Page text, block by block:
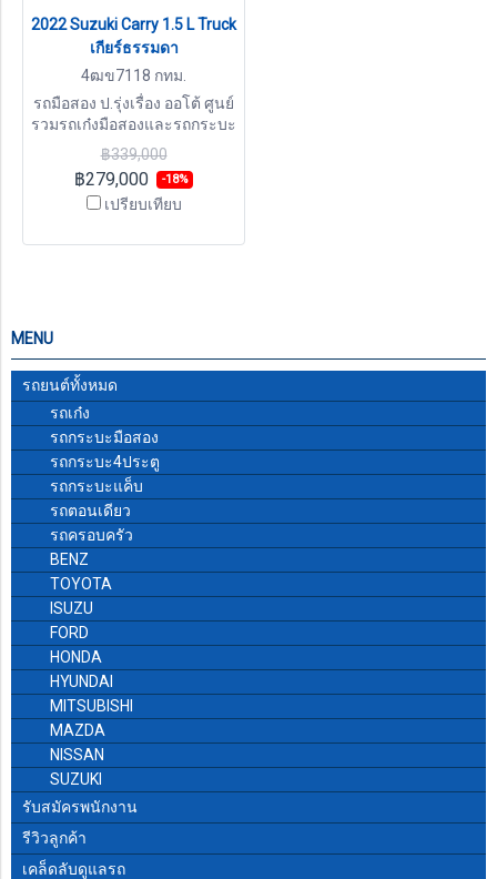
2022 Suzuki Carry 1.5 L Truck
เกียร์ธรรมดา
4ฒข7118 กทม.
รถมือสอง ป.รุ่งเรื่อง ออโต้ ศูนย์
รวมรถเก๋งมือสองและรถกระบะ
มืองสอง ปรีกษาออกรถมือสอง
ฟรี สอบถามเพิ่มเติม LINE ID :
@por64 โทร 081-8079805 ,
096-8382112
฿339,000
฿279,000 -18%
เปรียบเทียบ
MENU
รถยนต์ทั้งหมด
รถเก๋ง
รถกระบะมือสอง
รถกระบะ4ประตู
รถกระบะแค็บ
รถตอนเดียว
รถครอบครัว
BENZ
TOYOTA
ISUZU
FORD
HONDA
HYUNDAI
MITSUBISHI
MAZDA
NISSAN
SUZUKI
รับสมัครพนักงาน
รีวิวลูกค้า
เคล็ดลับดูแลรถ